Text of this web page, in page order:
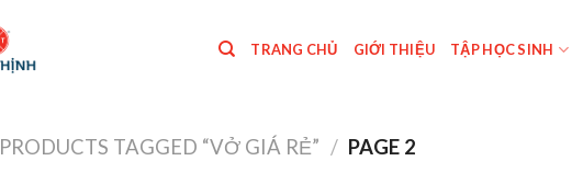
TRANG CHỦ GIỚI THIỆU TẬP HỌC SINH
PRODUCTS TAGGED “VỞ GIÁ RẺ” / PAGE 2